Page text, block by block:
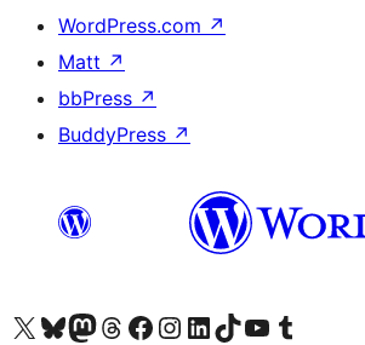
WordPress.com ↗
Matt ↗
bbPress ↗
BuddyPress ↗
Visit our X (formerly Twitter) account
Visit our Bluesky account
Visit our Mastodon account
Visit our Threads account
Visit our Facebook page
Visit our Instagram account
Visit our LinkedIn account
Visit our TikTok account
Näytä YouTube-kanava
Visit our Tumblr account